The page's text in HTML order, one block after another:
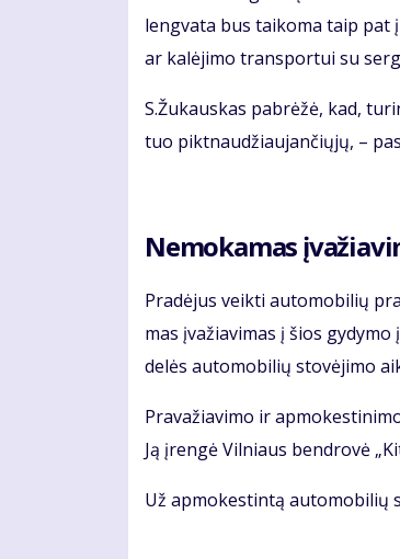
lengvata bus taikoma taip pat
ar ka­lė­ji­mo trans­por­tui su
S.Žu­kaus­kas pa­brė­žė, kad,
tuo pik­tnau­džiau­jan­čių­jų, –
Ne­mo­ka­mas
Pra­dė­jus veik­ti au­to­mo­bi­lių
mas įva­žia­vi­mas į šios
de­lės au­to­mo­bi­lių sto­vė­ji­mo
Pra­va­žia­vi­mo ir
Ją įren­gė Vil­niaus ben­dro­vė
Už ap­mo­kes­tin­tą au­to­mo­bi­lių